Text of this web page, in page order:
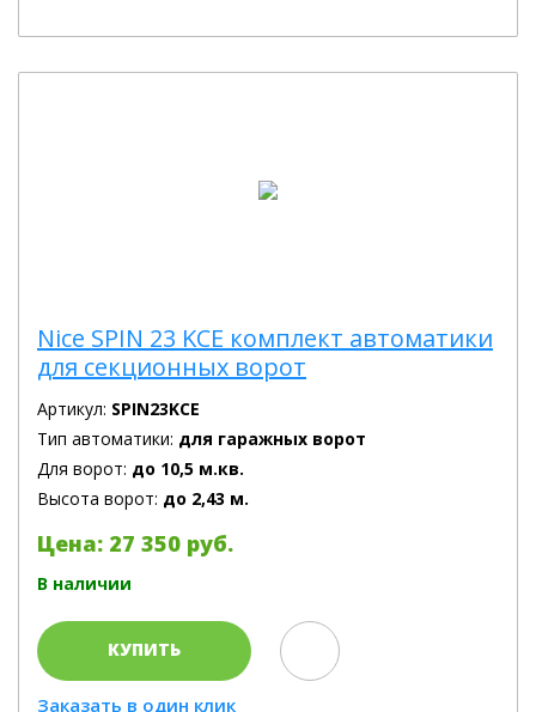
Nice SPIN 23 KCE комплект автоматики
для секционных ворот
Артикул: SPIN23KCE
Тип автоматики: для гаражных ворот
Для ворот: до 10,5 м.кв.
Высота ворот: до 2,43 м.
Цена: 27 350 руб.
В наличии
КУПИТЬ
Заказать в один клик